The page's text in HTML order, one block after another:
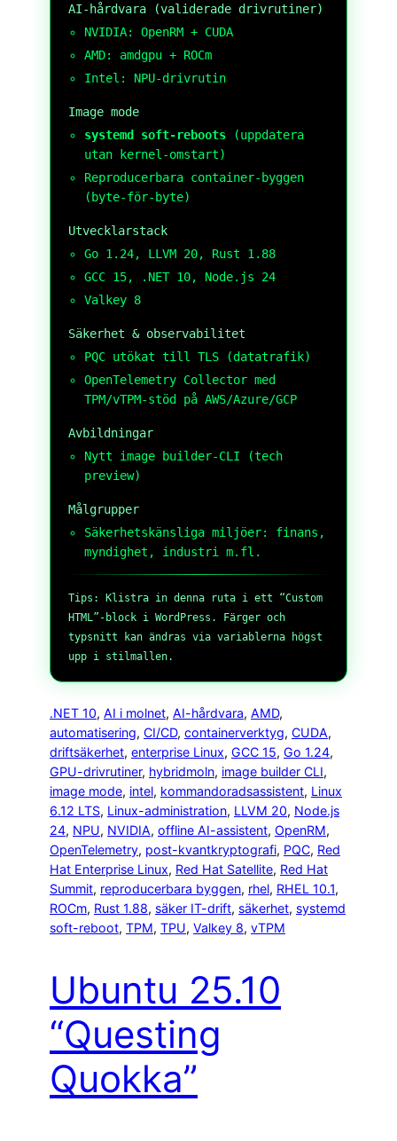
AI-hårdvara (validerade drivrutiner)
NVIDIA: OpenRM + CUDA
AMD: amdgpu + ROCm
Intel: NPU-drivrutin
Image mode
systemd soft-reboots(uppdatera
utan kernel-omstart)
Reproducerbara container-byggen
(byte-för-byte)
Utvecklarstack
Go 1.24, LLVM 20, Rust 1.88
GCC 15, .NET 10, Node.js 24
Valkey 8
Säkerhet & observabilitet
PQC utökat till TLS (datatrafik)
OpenTelemetry Collector med
TPM/vTPM-stöd på AWS/Azure/GCP
Avbildningar
Nytt image builder-CLI (tech
preview)
Målgrupper
Säkerhetskänsliga miljöer: finans,
myndighet, industri m.fl.
Tips: Klistra in denna ruta i ett “Custom
HTML”-block i WordPress. Färger och
typsnitt kan ändras via variablerna högst
upp i stilmallen.
.NET 10, AI i molnet, AI-hårdvara, AMD
automatisering, CI/CD, containerverktyg, CUDA
driftsäkerhet, enterprise Linux, GCC 15, Go 1.24
GPU-drivrutiner, hybridmoln, image builder CLI
image mode, intel, kommandoradsassistent, Linux
6.12 LTS, Linux-administration, LLVM 20, Node.js
24, NPU, NVIDIA, offline AI-assistent, OpenRM
OpenTelemetry, post-kvantkryptografi, PQC, Red
Hat Enterprise Linux, Red Hat Satellite, Red Hat
Summit, reproducerbara byggen, rhel, RHEL 10.1
ROCm, Rust 1.88, säker IT-drift, säkerhet, systemd
soft-reboot, TPM, TPU, Valkey 8, vTPM
Ubuntu 25.10
“Questing
Quokka”